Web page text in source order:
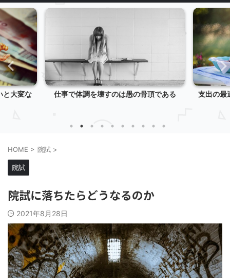
と大変な 仕事で体調を壊すのは愚の骨頂である 支出の最
HOME > 院試 >
院試
院試に落ちたらどうなるのか
2021年8月28日